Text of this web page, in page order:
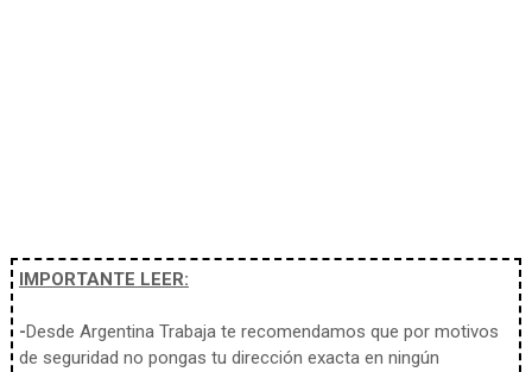
IMPORTANTE LEER:
-Desde Argentina Trabaja te recomendamos que por motivos
de seguridad no pongas tu dirección exacta en ningún